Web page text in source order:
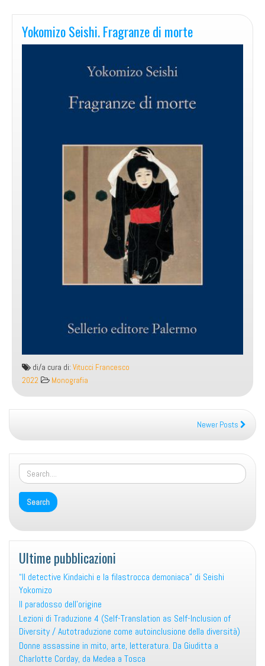
Yokomizo Seishi. Fragranze di morte
di/a cura di: Vitucci Francesco
2022
Monografia
Newer Posts
Ultime pubblicazioni
“Il detective Kindaichi e la filastrocca demoniaca” di Seishi
Yokomizo
Il paradosso dell’origine
Lezioni di Traduzione 4 (Self-Translation as Self-Inclusion of
Diversity / Autotraduzione come autoinclusione della diversità)
Donne assassine in mito, arte, letteratura. Da Giuditta a
Charlotte Corday, da Medea a Tosca